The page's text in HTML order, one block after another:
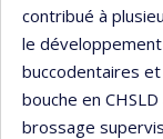
contribué à
le
buccodentaires
bouche en
brossage